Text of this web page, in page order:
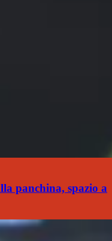
panchina, spazio a